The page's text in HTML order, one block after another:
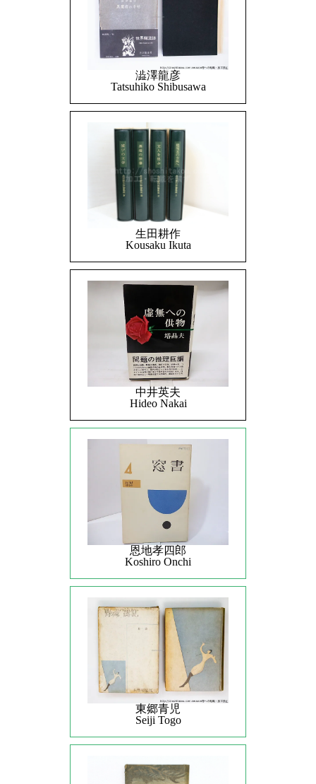
澁澤龍彦
Tatsuhiko Shibusawa
生田耕作
Kousaku Ikuta
中井英夫
Hideo Nakai
恩地孝四郎
Koshiro Onchi
東郷青児
Seiji Togo